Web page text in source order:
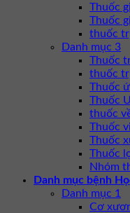
Thuốc
Thuốc
thuốc
Danh mục 3
Thuốc
thuốc
Thuốc
Thuốc
thuốc
Thuốc
Thuốc
Thuốc
Nhóm
Danh mục bệnh
Danh mục 1
Cơ